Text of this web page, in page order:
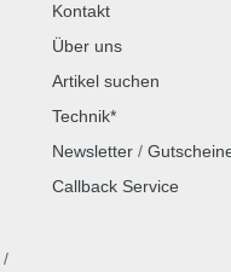
/
Kontakt
Über uns
Artikel suchen
Technik*
Newsletter /
Callback Service